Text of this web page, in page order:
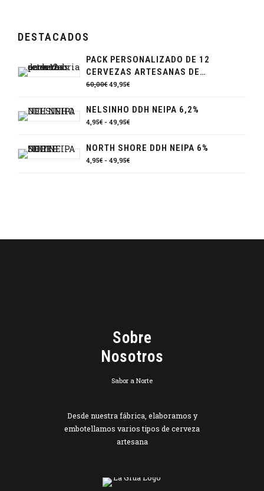
DESTACADOS
PACK PERSONALIZADO DE 12
CERVEZAS ARTESANAS DE
CANTABRIA
60,00€El
original
era:
49,95€El
actual
es:
NELSINHO DDH NEIPA 6,2%
4,95€ - 49,95€Rango
precios:
desde
NORTH SHORE DDH NEIPA 6%
4,95€ - 49,95€Rango
Sobre
Nosotros
Sabor a Norte
Desde nuestra fábrica, elaboramos y
embotellamos varios tipos de cerveza
artesana